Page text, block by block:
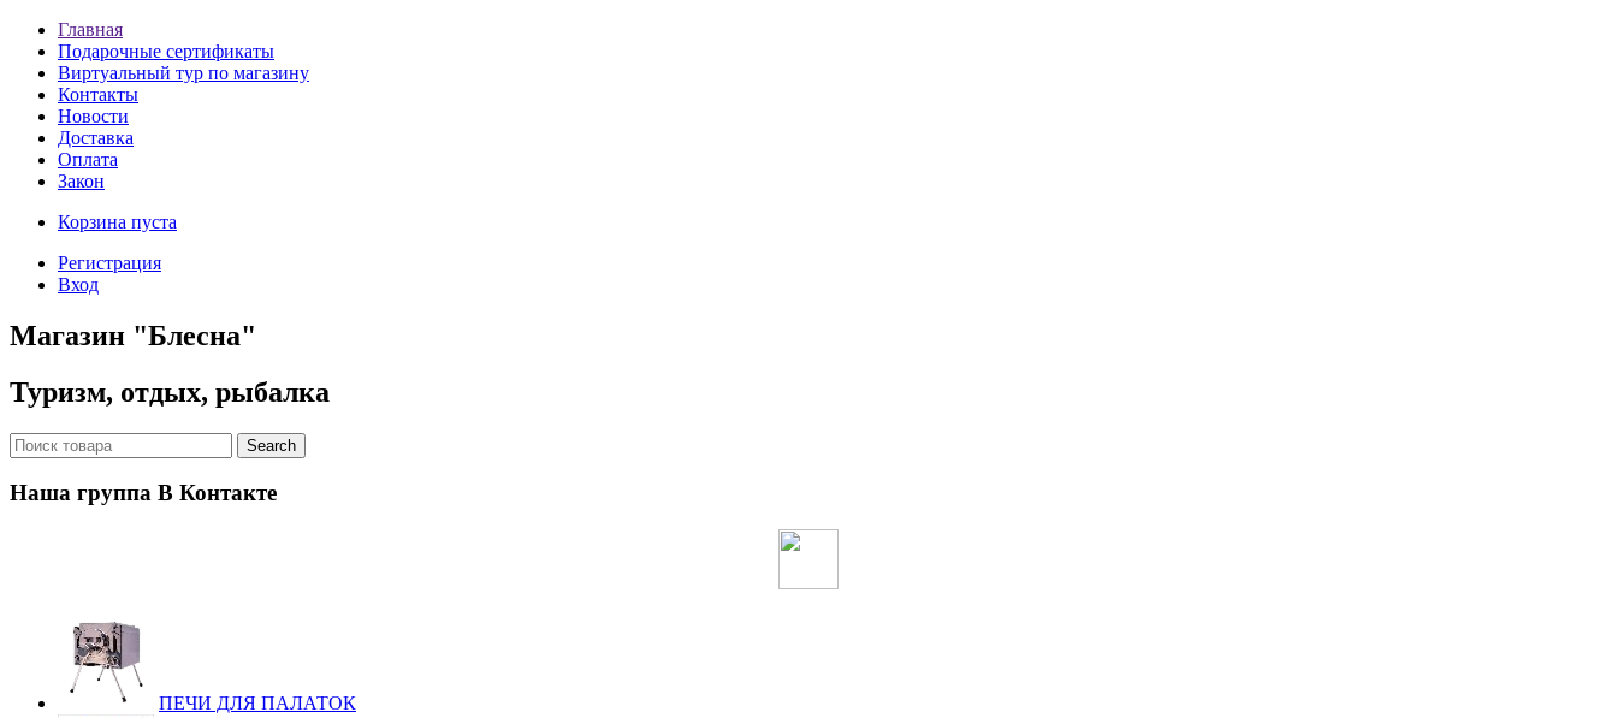
Главная
Подарочные сертификаты
Виртуальный тур по магазину
Контакты
Новости
Доставка
Оплата
Закон
Корзина пуста
Регистрация
Вход
Магазин "Блесна"
Туризм, отдых, рыбалка
Наша группа В Контакте
ПЕЧИ ДЛЯ ПАЛАТОК